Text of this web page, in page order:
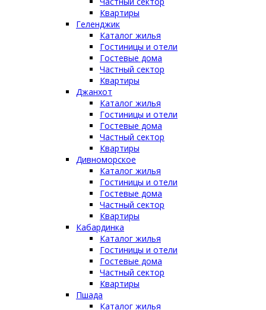
Квартиры
Геленджик
Каталог жилья
Гостиницы и отели
Гостевые дома
Частный сектор
Квартиры
Джанхот
Каталог жилья
Гостиницы и отели
Гостевые дома
Частный сектор
Квартиры
Дивноморское
Каталог жилья
Гостиницы и отели
Гостевые дома
Частный сектор
Квартиры
Кабардинка
Каталог жилья
Гостиницы и отели
Гостевые дома
Частный сектор
Квартиры
Пшада
Каталог жилья